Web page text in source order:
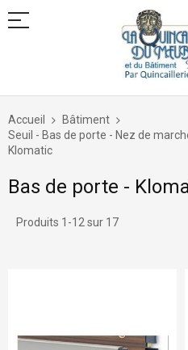
Allez
contenu
Accueil
Bâtiment
Seuil - Bas de porte - Nez de
Klomatic
Bas de porte -
Produits 1 -12 sur 17